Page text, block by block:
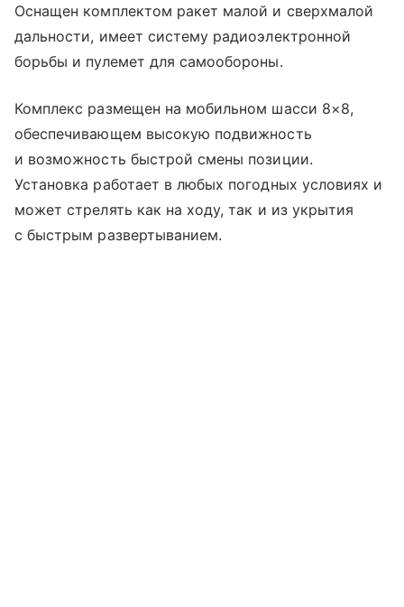
Оснащен комплектом ракет малой и сверхмалой
дальности, имеет систему радиоэлектронной
борьбы и пулемет для самообороны.
Комплекс размещен на мобильном шасси 8×8,
обеспечивающем высокую подвижность
и возможность быстрой смены позиции.
Установка работает в любых погодных условиях и
может стрелять как на ходу, так и из укрытия
с быстрым развертыванием.